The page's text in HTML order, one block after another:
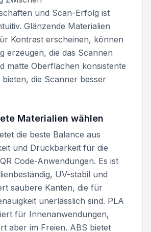
und Scan-Erfolg ist
Glänzende Materialien
Kontrast erscheinen, können
erzeugen, die das Scannen
matte Oberflächen konsistente
die Scanner besser
Materialien wählen
die beste Balance aus
und Druckbarkeit für die
Code-Anwendungen. Es ist
UV-stabil und
saubere Kanten, die für
unerlässlich sind. PLA
für Innenanwendungen,
aber im Freien. ABS bietet